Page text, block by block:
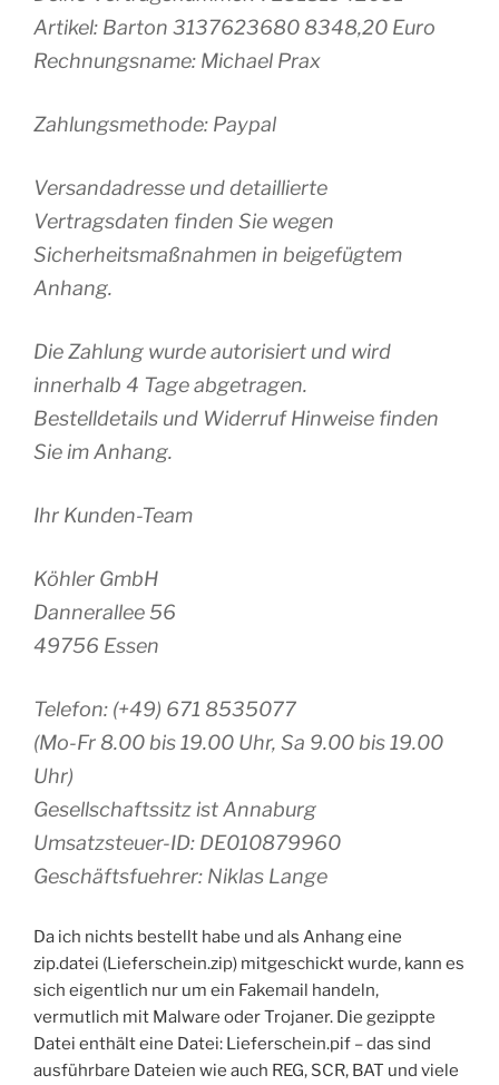
Artikel: Barton 3137623680 8348,20 Euro
Rechnungsname: Michael Prax
Zahlungsmethode: Paypal
Versandadresse und detaillierte
Vertragsdaten finden Sie wegen
Sicherheitsmaßnahmen in beigefügtem
Anhang.
Die Zahlung wurde autorisiert und wird
innerhalb 4 Tage abgetragen.
Bestelldetails und Widerruf Hinweise finden
Sie im Anhang.
Ihr Kunden-Team
Köhler GmbH
Dannerallee 56
49756 Essen
Telefon: (+49) 671 8535077
(Mo-Fr 8.00 bis 19.00 Uhr, Sa 9.00 bis 19.00
Uhr)
Gesellschaftssitz ist Annaburg
Umsatzsteuer-ID: DE010879960
Geschäftsfuehrer: Niklas Lange
Da ich nichts bestellt habe und als Anhang eine
zip.datei (Lieferschein.zip) mitgeschickt wurde, kann es
sich eigentlich nur um ein Fakemail handeln,
vermutlich mit Malware oder Trojaner. Die gezippte
Datei enthält eine Datei: Lieferschein.pif – das sind
ausführbare Dateien wie auch REG, SCR, BAT und viele